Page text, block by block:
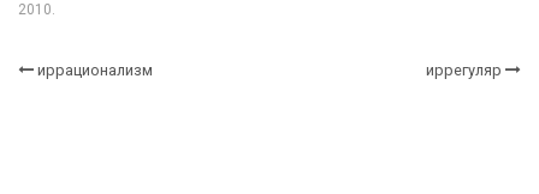
2010.
иррационализм иррегуляр